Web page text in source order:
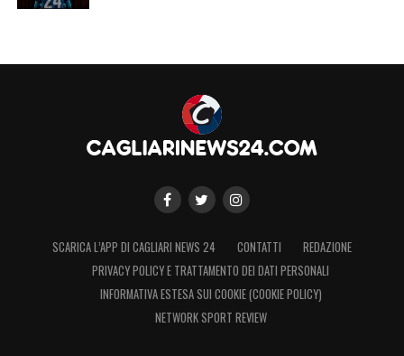
SCARICA L’APP DI CAGLIARI NEWS 24 CONTATTI
REDAZIONE
PRIVACY POLICY E TRATTAMENTO DEI DATI PERSONALI
INFORMATIVA ESTESA SUI COOKIE (COOKIE POLICY)
NETWORK SPORT REVIEW